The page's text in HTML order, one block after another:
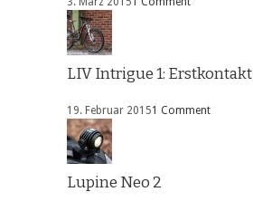
LIV Intrigue 1: Erstkontakt
19. Februar 20151 Comment
Lupine Neo 2